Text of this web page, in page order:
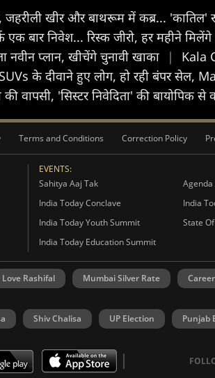
जहरीली खीर और बाथरूम में कब्र...
एक बार निवेश... रिस्‍क जीरो, हर महीने
नवीन प्लान, खीचेंगे चुनावी खाका |
Kala
के दीवाने हुए लोग, हो रही बंपर सेल,
वापसी, 'सिस्टर निवेदिता' की बायोपिक
Terms and Conditions Correction Policy
EVENTS:
Sahitya Aaj Tak
India Today Conclave
India
India Today Youth Summit
State
India Today Education Summit
Love Rashifal Mumbai Silver Rate
Shiv Chalisa UP Election Punjab